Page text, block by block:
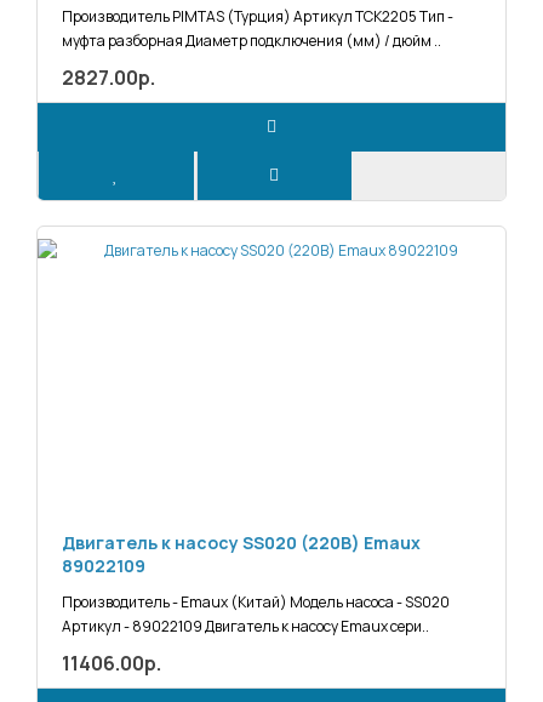
Производитель PIMTAS (Турция) Артикул ТСК2205 Тип -
муфта разборная Диаметр подключения (мм) / дюйм ..
2827.00р.
Двигатель к насосу SS020 (220В) Emaux
89022109
Производитель - Emaux (Китай) Модель насоса - SS020
Артикул - 89022109 Двигатель к насосу Emaux сери..
11406.00р.